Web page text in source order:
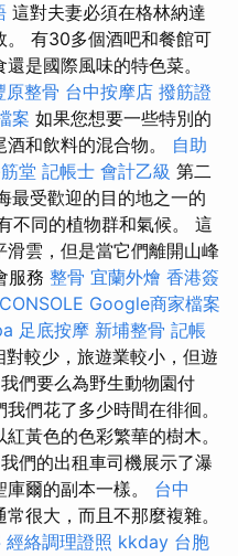
這對夫妻必須在格林納達
。 有30多個酒吧和餐館可
是國際風味的特色菜。
原整骨 台中按摩店 撥筋證
案 如果您想要一些特別的
和飲料的混合物。 自助
堂 記帳士 會計乙級 第二
最受歡迎的目的地之一的
不同的植物群和氣候。 這
雲，但是當它們離開山峰
服務 整骨 宜蘭外燴 香港簽
Google商家檔案
足底按摩 新埔整骨 記帳
較少，旅遊業較小，但遊
們要么為野生動物園付
們花了多少時間在徘徊。
黃色的色彩繁華的樹木。
我們的出租車司機展示了瀑
爾的副本一樣。 台中
很大，而且不那麼複雜。
經絡調理證照 kkday 台胞